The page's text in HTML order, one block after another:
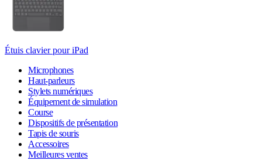
Étuis clavier pour iPad
Microphones
Haut-parleurs
Stylets numériques
Équipement de simulation
Course
Dispositifs de présentation
Tapis de souris
Accessoires
Meilleures ventes